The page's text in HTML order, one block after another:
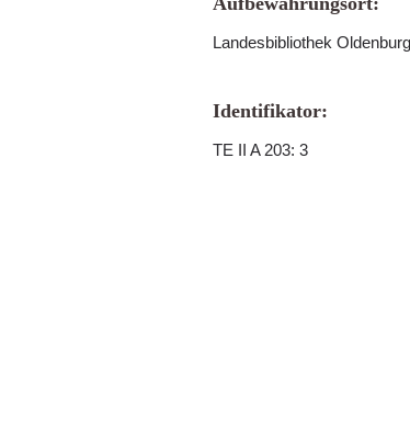
Landesbibliothek Oldenburg
Identifikator:
TE II A 203: 3